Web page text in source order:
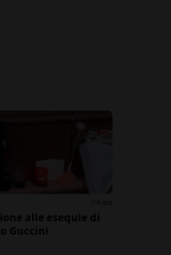
4 ore
alle esequie di
Guccini